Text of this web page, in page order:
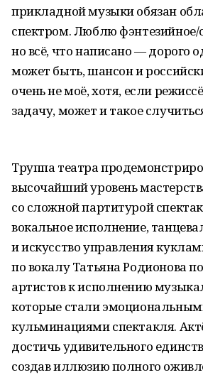
прикладной музыки обязан
спектром. Люблю фэнтезийное/
но всё, что написано — дорого
может быть, шансон и
очень не моё, хотя, если
задачу, может и такое
Труппа театра
высочайший уровень
со сложной партитурой
вокальное исполнение,
и искусство управления
по вокалу Татьяна Родионова
артистов к исполнению
которые стали
кульминациями спектакля.
достичь удивительного
создав иллюзию полного